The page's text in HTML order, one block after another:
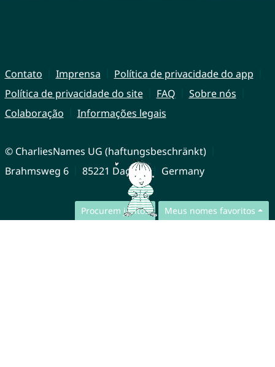
Procurem juntos Meus nomes favoritos
Contato Imprensa
Política de privacidade do app
Política de privacidade do site
FAQ
Sobre nós
Colaboração
Informações legais
© CharliesNames UG (haftungsbeschränkt)
Brahmsweg 6
85221 Dachau Germany